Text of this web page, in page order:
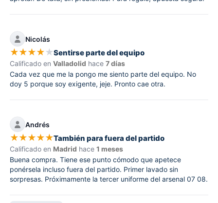
Nicolás
★★★★★Sentirse parte del equipo
Calificado en Valladolid hace 7 días
Cada vez que me la pongo me siento parte del equipo. No
doy 5 porque soy exigente, jeje. Pronto cae otra.
Andrés
★★★★★También para fuera del partido
Calificado en Madrid hace 1 meses
Buena compra. Tiene ese punto cómodo que apetece
ponérsela incluso fuera del partido. Primer lavado sin
sorpresas. Próximamente la tercer uniforme del arsenal 07 08.